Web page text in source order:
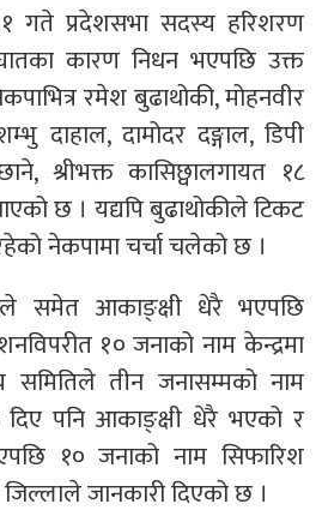
गते प्रदेशसभा सदस्य हरिशरण
कारण निधन भएपछि उक्त
रमेश बुढाथोकी, मोहनवीर
दाहाल, दामोदर दङ्गाल, डिपी
श्रीभक्त कासिछ्वालगायत १८
छ । यद्यपि बुढाथोकीले टिकट
नेकपामा चर्चा चलेको छ ।
समेत आकाङ्क्षी धेरै भएपछि
१० जनाको नाम केन्द्रमा
समितिले तीन जनासम्मको नाम
दिए पनि आकाङ्क्षी धेरै भएको र
१० जनाको नाम सिफारिश
जानकारी दिएको छ ।